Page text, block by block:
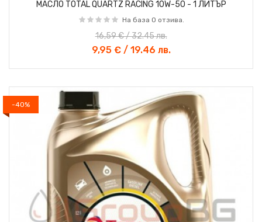
МАСЛО TOTAL QUARTZ RACING 10W-50 - 1 ЛИТЪР
На база 0 отзива.
9,95 € / 19.46 лв.
16,59 € / 32.45 лв.
-40%